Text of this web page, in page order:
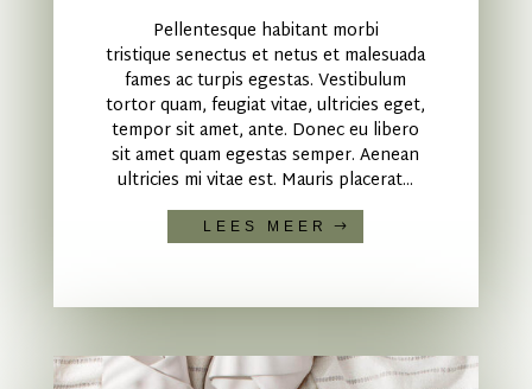
Pellentesque habitant morbi
tristique senectus et netus et malesuada
fames ac turpis egestas. Vestibulum
tortor quam, feugiat vitae, ultricies eget,
tempor sit amet, ante. Donec eu libero
sit amet quam egestas semper. Aenean
ultricies mi vitae est. Mauris placerat...
LEES MEER